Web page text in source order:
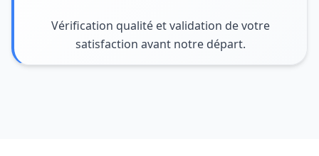
Vérification qualité et validation de votre
satisfaction avant notre départ.